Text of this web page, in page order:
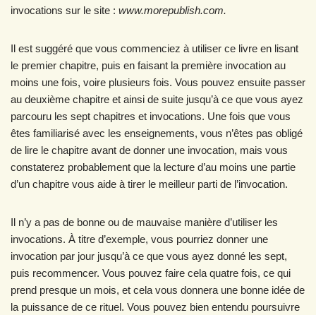
invocations sur le site : www.morepublish.com.
Il est suggéré que vous commenciez à utiliser ce livre en lisant
le premier chapitre, puis en faisant la première invocation au
moins une fois, voire plusieurs fois. Vous pouvez ensuite passer
au deuxième chapitre et ainsi de suite jusqu’à ce que vous ayez
parcouru les sept chapitres et invocations. Une fois que vous
êtes familiarisé avec les enseignements, vous n’êtes pas obligé
de lire le chapitre avant de donner une invocation, mais vous
constaterez probablement que la lecture d’au moins une partie
d’un chapitre vous aide à tirer le meilleur parti de l’invocation.
Il n’y a pas de bonne ou de mauvaise manière d’utiliser les
invocations. À titre d’exemple, vous pourriez donner une
invocation par jour jusqu’à ce que vous ayez donné les sept,
puis recommencer. Vous pouvez faire cela quatre fois, ce qui
prend presque un mois, et cela vous donnera une bonne idée de
la puissance de ce rituel. Vous pouvez bien entendu poursuivre